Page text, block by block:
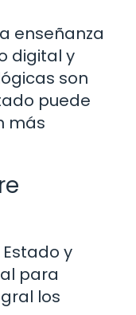
enseñanza
digital y
son
puede
más
y
para
los